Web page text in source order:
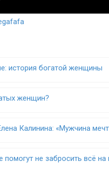
история богатой женщины
женщин?
Калинина: «Мужчина
не забросить всё на